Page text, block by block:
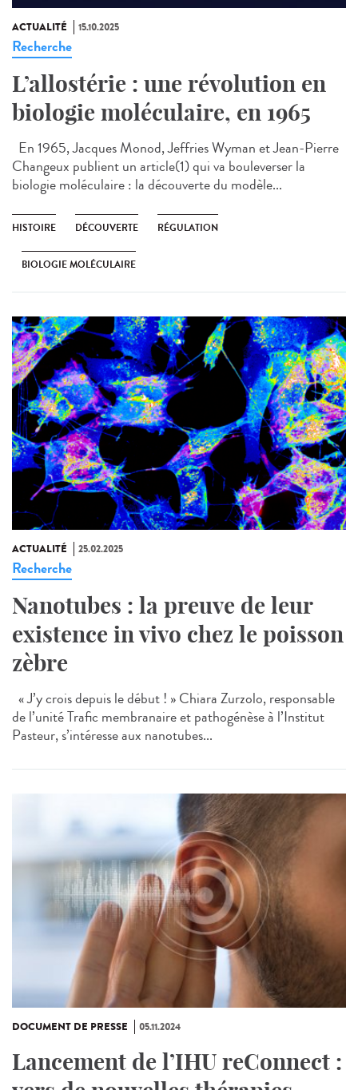
ACTUALITÉ 15.10.2025
Recherche
L’allostérie : une révolution en
biologie moléculaire, en 1965
En 1965, Jacques Monod, Jeffries Wyman et Jean-Pierre
Changeux publient un article(1) qui va bouleverser la
biologie moléculaire : la découverte du modèle...
HISTOIRE DÉCOUVERTE RÉGULATION
BIOLOGIE MOLÉCULAIRE
ACTUALITÉ 25.02.2025
Recherche
Nanotubes : la preuve de leur
existence in vivo chez le poisson
zèbre
« J’y crois depuis le début ! » Chiara Zurzolo, responsable
de l’unité Trafic membranaire et pathogénèse à l’Institut
Pasteur, s’intéresse aux nanotubes...
DOCUMENT DE PRESSE 05.11.2024
Lancement de l’IHU reConnect :